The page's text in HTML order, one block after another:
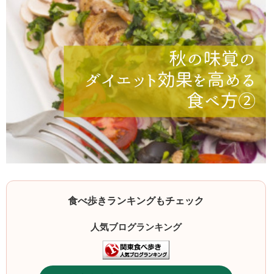
食べ歩きランキングもチェック
人気ブログランキング